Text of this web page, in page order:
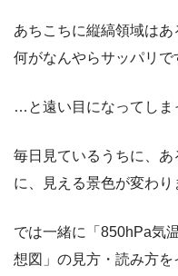
あちこちに縦縞領域は
何がなんやらサッパリで
…と遠い目になってしま
毎日見ているうちに、あ
に、見える景色が変わり
では一緒に「850hPa気
想図」の見方・読み方